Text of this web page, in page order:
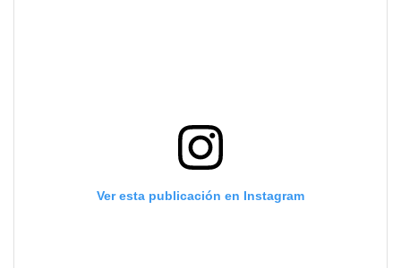
Ver esta publicación en Instagram